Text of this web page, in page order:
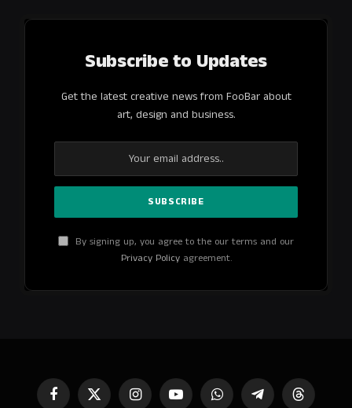
Subscribe to Updates
Get the latest creative news from FooBar about
art, design and business.
By signing up, you agree to the our terms and our
Privacy Policyagreement.
FacebookX InstagramYouTube WhatsAppTelegramThreads